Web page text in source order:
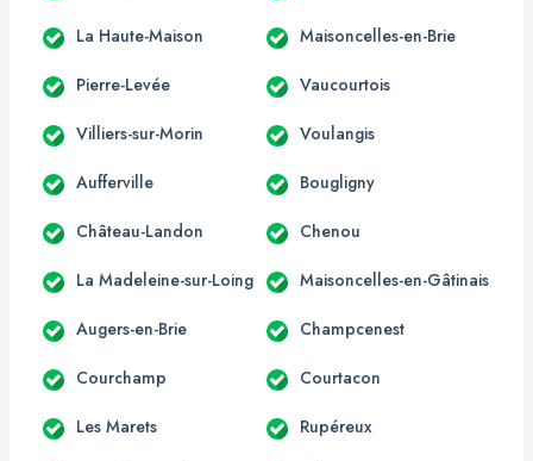
La Haute-Maison Maisoncelles-en-Brie
Pierre-Levée Vaucourtois
Villiers-sur-Morin Voulangis
Aufferville Bougligny
Château-Landon Chenou
La Madeleine-sur-Loing Maisoncelles-en-Gâtinais
Augers-en-Brie Champcenest
Courchamp Courtacon
Les Marets Rupéreux